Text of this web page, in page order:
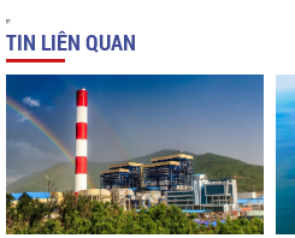
TIN LIÊN QUAN